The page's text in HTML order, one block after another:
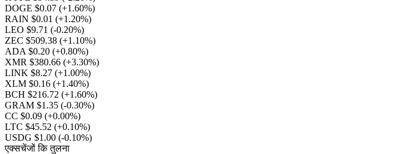
DOGE $0.07 (+1.60%)
RAIN $0.01 (+1.20%)
LEO $9.71 (-0.20%)
ZEC $509.38 (+1.10%)
ADA $0.20 (+0.80%)
XMR $380.66 (+3.30%)
LINK $8.27 (+1.00%)
XLM $0.16 (+1.40%)
BCH $216.72 (+1.60%)
GRAM $1.35 (-0.30%)
CC $0.09 (+0.00%)
LTC $45.52 (+0.10%)
USDG $1.00 (-0.10%)
एक्सचेंजों कि तुलना